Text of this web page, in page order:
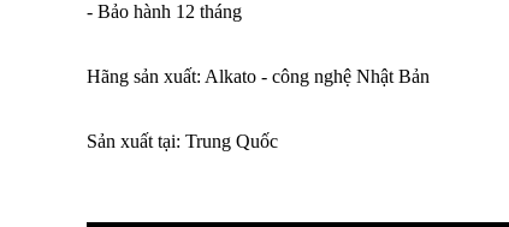
- Bảo hành 12 tháng
Hãng sản xuất: Alkato - công nghệ Nhật Bản
Sản xuất tại: Trung Quốc